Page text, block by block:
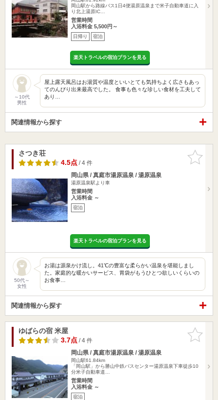
岡山駅から路線バス1日4便湯原温泉まで米子自動車道に入
り北上湯原IC…
営業時間
入浴料金 5,500円～
日帰り 宿泊
楽天トラベルの宿泊プランを見る
～10代
男性
屋上露天風呂はお湯質や温度といいとても気持ちよく広さもあっ
てのんびり出来最高でした。 食事も色々な珍しい食材を工夫して
あり…
関連情報から探す
お気に入
りに追加
さつき荘
4.5点/ 4 件
岡山県 / 真庭市湯原温泉 / 湯原温泉
湯原温泉駅より車
営業時間
入浴料金 ～
宿泊
楽天トラベルの宿泊プランを見る
50代～
女性
お湯は源泉かけ流し。41℃の豊富な柔らかい温泉を堪能しまし
た。家庭的な暖かいサービス、胃袋がもうひとつ欲しいくらいの
お食事…
関連情報から探す
お気に入
りに追加
ゆばらの宿 米屋
3.7点/ 4 件
岡山県 / 真庭市湯原温泉 / 湯原温泉
岡山駅61.84km
「岡山駅」から勝山中鉄バスセンター湯原温泉下車徒歩10
分米子自動車道…
営業時間
入浴料金 ～
宿泊